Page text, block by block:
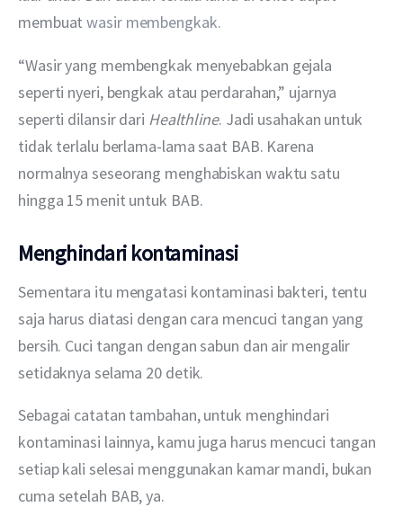
membuat wasir membengkak.
“Wasir yang membengkak menyebabkan gejala
seperti nyeri, bengkak atau perdarahan,” ujarnya
seperti dilansir dari Healthline. Jadi usahakan untuk
tidak terlalu berlama-lama saat BAB. Karena
normalnya seseorang menghabiskan waktu satu
hingga 15 menit untuk BAB.
Menghindari kontaminasi
Sementara itu mengatasi kontaminasi bakteri, tentu
saja harus diatasi dengan cara mencuci tangan yang
bersih. Cuci tangan dengan sabun dan air mengalir
setidaknya selama 20 detik.
Sebagai catatan tambahan, untuk menghindari
kontaminasi lainnya, kamu juga harus mencuci tangan
setiap kali selesai menggunakan kamar mandi, bukan
cuma setelah BAB, ya.